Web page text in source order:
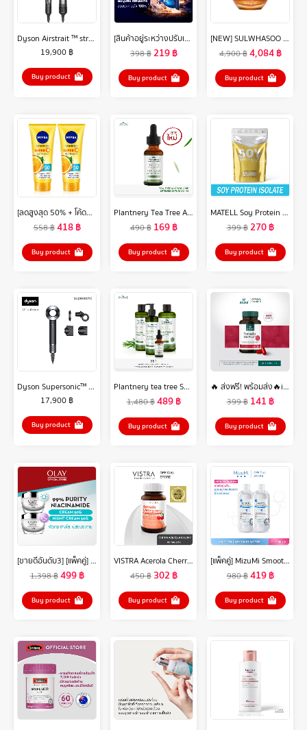
Dyson Airstrait ™ straightener (Bright Nickel/Rich Copper) เครื่องหนีบผม
19,900 ฿
Buy product
[สินค้าอยู่ระหว่างปรับเปลี่ยนขนาด] เคลียร์ เมน 3in1 แชมพู บอดี้วอช แอ็คทีฟคูล สำหรับผู้ชาย เพื่อเส้นผม หนังศีรษะ และผิวกาย 390 มล. x2 Clear Men 3in
398฿219฿
Buy product
[NEW] SULWHASOO Concentrated Ginseng Rejuvenating Cream 30ML โซลวาซู ครีมบำรุงผิวหน้า ลดเลือนริ้วรอย ผิวแน่นกระชับ ผิวแข็งแรง
4,900฿4,084฿
Buy product
[ลดสูงสุด 50% + โค้ดลดเพิ่ม 20%]นีเวีย เซรั่มบำรุงผิวกาย เอ็กซ์ตร้า ไบรท์ ซูเปอร์ซี+ วิตามิน เซรั่ม SPF 50 PA +++ 320 มล. 2 ชิ้น NIVEA
558฿418฿
Buy product
Plantnery Tea Tree Acne Microbiome Intense Serum 30 ml
490฿ 169฿
Buy product
MATELL Soy Protein Isolate Plant Based ถั่วเหลือง ซอย โปรตีน ไอโซเลท (Non Whey เวย์ )
399฿270฿
Buy product
Dyson Supersonic™ hair dryer HD15 (Black/Nickel) ไดร์เป่าผม ไดสัน สี ดำ
17,900 ฿
Buy product
Plantnery tea tree Set Exclusive First Toner /Intense Serum /Facial Cleanser /First Cleansing Water
1,480฿489฿
Buy product
🔥 ส่งฟรี! พร้อมส่ง🔥iHERB Tomato Mix Plus Lycopene (30 แคปซูล) มะเขือเทศสกัดเข้มข้น อาหารเสริมบำรุงผิว ฟื้นฟูผิว ต้านริ้วรอย ลดรอยแดง รอยดำ ไลโคปีนสูง ไอเฮิร์บ iherb
399฿ 141 ฿
Buy product
[ขายดีอันดับ3] [แพ็คคู่] โอเลย์ ลูมินัส ไลท์ เพอร์เฟคติ้ง เดย์ครีม 50 กรัม. + ไนท์ครีม 50 กรัม. ไนอะซินาไมด์ กระจ่างใส สกินแคร์ Olay Luminous Light Perfecting Day SPF 15 PA++ 50G + Night Cream 50G
1,398฿499฿
Buy product
VISTRA Acerola Cherry 1000 mg & Citrus Bioflavonoids Plus - วิสทร้า อะเซโรลาเชอรี่ 1000 มก. & ซิตรัส ไบโอฟลาโวนอยด์ พลัส ( 45 เม็ด )
450฿ 302฿
Buy product
[แพ็คคู่] MizuMi Smooth Cleansing Water 500ml คลีนซิ่งวอเตอร์ สลายเมคอัพ สัมผัสนุ่มลื่น ปกป้องการเกิดริ้วรอย ผิวแพ้ง่าย
980฿419฿
Buy product